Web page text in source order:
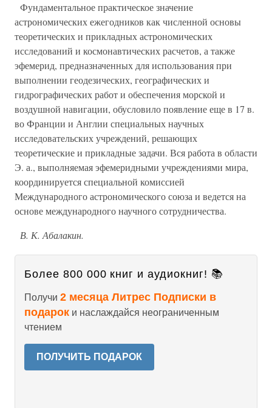
Фундаментальное практическое значение
астрономических ежегодников как численной основы
теоретических и прикладных астрономических
исследований и космонавтических расчетов, а также
эфемерид, предназначенных для использования при
выполнении геодезических, географических и
гидрографических работ и обеспечения морской и
воздушной навигации, обусловило появление еще в 17 в.
во Франции и Англии специальных научных
исследовательских учреждений, решающих
теоретические и прикладные задачи. Вся работа в области
Э. а., выполняемая эфемеридными учреждениями мира,
координируется специальной комиссией
Международного астрономического союза и ведется на
основе международного научного сотрудничества.
В. К. Абалакин.
Более 800 000 книг и аудиокниг! 📚
Получи 2 месяца Литрес Подписки в
подарок и наслаждайся неограниченным
чтением
ПОЛУЧИТЬ ПОДАРОК